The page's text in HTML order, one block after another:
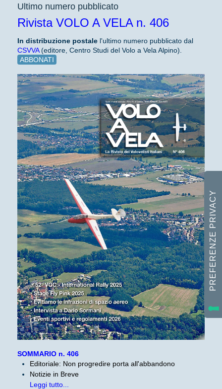
Ultimo numero pubblicato
Rivista VOLO A VELA n. 406
In distribuzione postale l'ultimo numero pubblicato dal
CSVVA(editore, Centro Studi del Volo a Vela Alpino).
ABBONATI
SOMMARIO n. 406
Editoriale: Non progredire porta all'abbandono
Notizie in Breve
Leggi tutto...